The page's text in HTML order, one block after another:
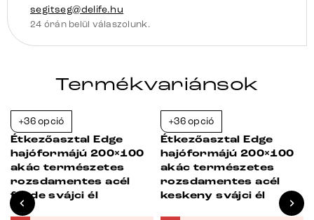
segitseg@delife.hu
24 órán belül válaszolunk.
Termékvariánsok
+36 opció
Étkezőasztal Edge
hajóformájú 200×100
akác természetes
rozsdamentes acél
ferde svájci él
+36 opció
Étkezőasztal Edge
hajóformájú 200×100
akác természetes
rozsdamentes acél
keskeny svájci él